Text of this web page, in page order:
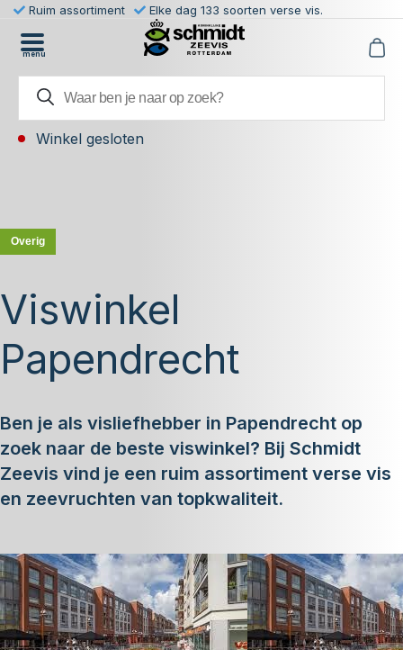
Ruim assortiment Elke dag 133 soorten verse vis.
menu
Winkel gesloten
Overig
Viswinkel
Papendrecht
Ben je als visliefhebber in Papendrecht op
zoek naar de beste viswinkel? Bij Schmidt
Zeevis vind je een ruim assortiment verse vis
en zeevruchten van topkwaliteit.